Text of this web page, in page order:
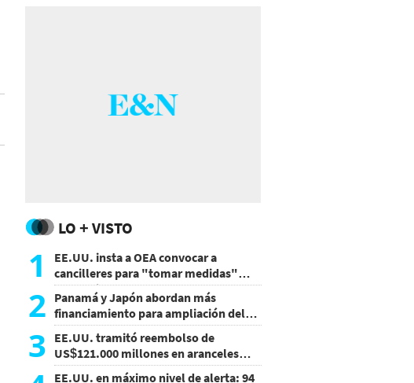
LO + VISTO
1
EE.UU. insta a OEA convocar a
cancilleres para "tomar medidas"
sobre Nicaragua
2 Panamá y Japón abordan más
financiamiento para ampliación del
metro
3 EE.UU. tramitó reembolso de
US$121.000 millones en aranceles
anulados
EE.UU. en máximo nivel de alerta: 94